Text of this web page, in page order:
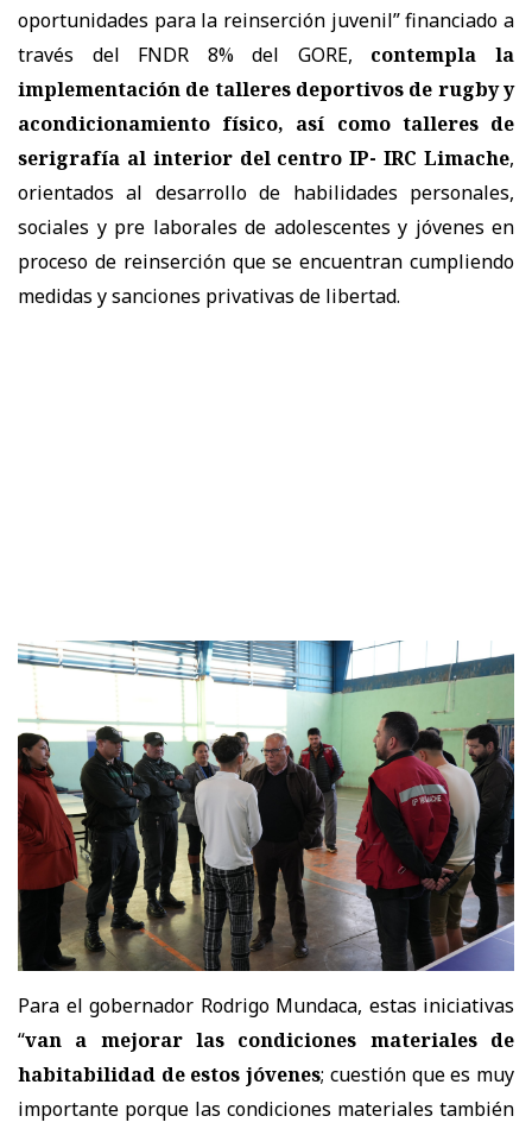
oportunidades para la reinserción juvenil” financiado a
través del FNDR 8% del GORE,
contempla la
implementación de talleres deportivos de rugby y
acondicionamiento físico, así como talleres de
serigrafía al interior del centro IP- IRC Limache,
orientados al desarrollo de habilidades personales,
sociales y pre laborales de adolescentes y jóvenes en
proceso de reinserción que se encuentran cumpliendo
medidas y sanciones privativas de libertad.
Para el gobernador Rodrigo Mundaca, estas iniciativas
“van a mejorar las condiciones materiales de
habitabilidad de estos jóvenes; cuestión que es muy
importante porque las condiciones materiales también